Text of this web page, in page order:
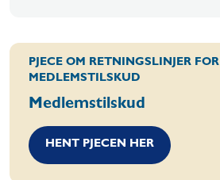
PJECE OM RETNINGSLINJER FOR
MEDLEMSTILSKUD
Medlemstilskud
HENT PJECEN HER